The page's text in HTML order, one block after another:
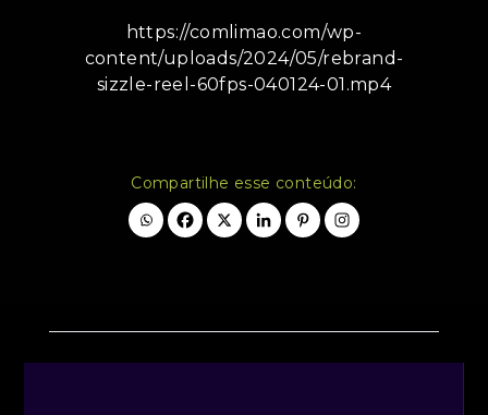
https://comlimao.com/wp-
content/uploads/2024/05/rebrand-
sizzle-reel-60fps-040124-01.mp4
Compartilhe esse conteúdo: